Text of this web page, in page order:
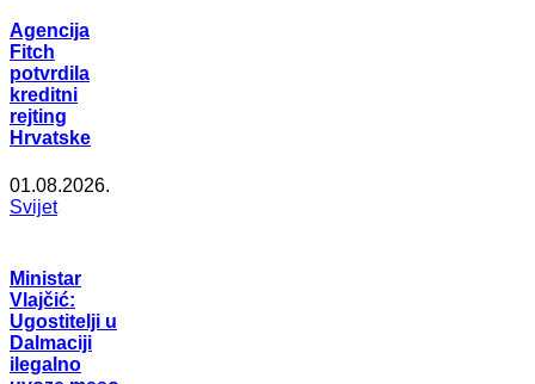
Agencija
Fitch
potvrdila
kreditni
rejting
Hrvatske
01.08.2026.
Svijet
Ministar
Vlajčić:
Ugostitelji u
Dalmaciji
ilegalno